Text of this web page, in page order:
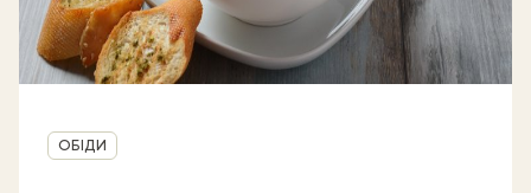
Рубрика
ОБІДИ